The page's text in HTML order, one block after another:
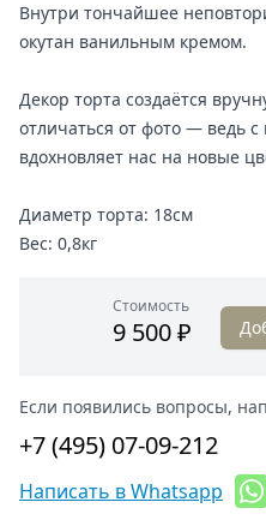
Внутри тончайшее
окутан ванильным кремом.
Декор торта создаётся
отличаться от фото — ведь
вдохновляет нас на новые
Диаметр торта: 18см
Вес: 0,8кг
Стоимость
9 500 ₽
Если появились вопросы,
+7 (495) 07-09-212
Написать в Whatsapp